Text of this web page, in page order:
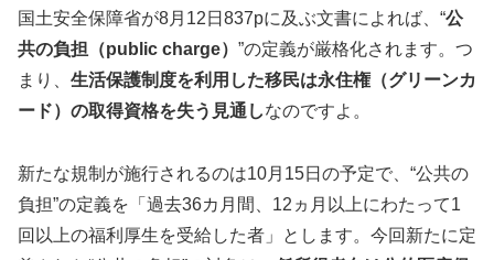
国土安全保障省が8月12日837pに及ぶ文書によれば、“公
共の負担（public charge） ”の定義が厳格化されます。つ
まり、 生活保護制度を利用した移民は永住権（グリーンカ
ード）の取得資格を失う見通しなのですよ。
新たな規制が施行されるのは10月15日の予定で、“公共の
負担”の定義を「過去36カ月間、12ヵ月以上にわたって1
回以上の福利厚生を受給した者」とします。今回新たに定